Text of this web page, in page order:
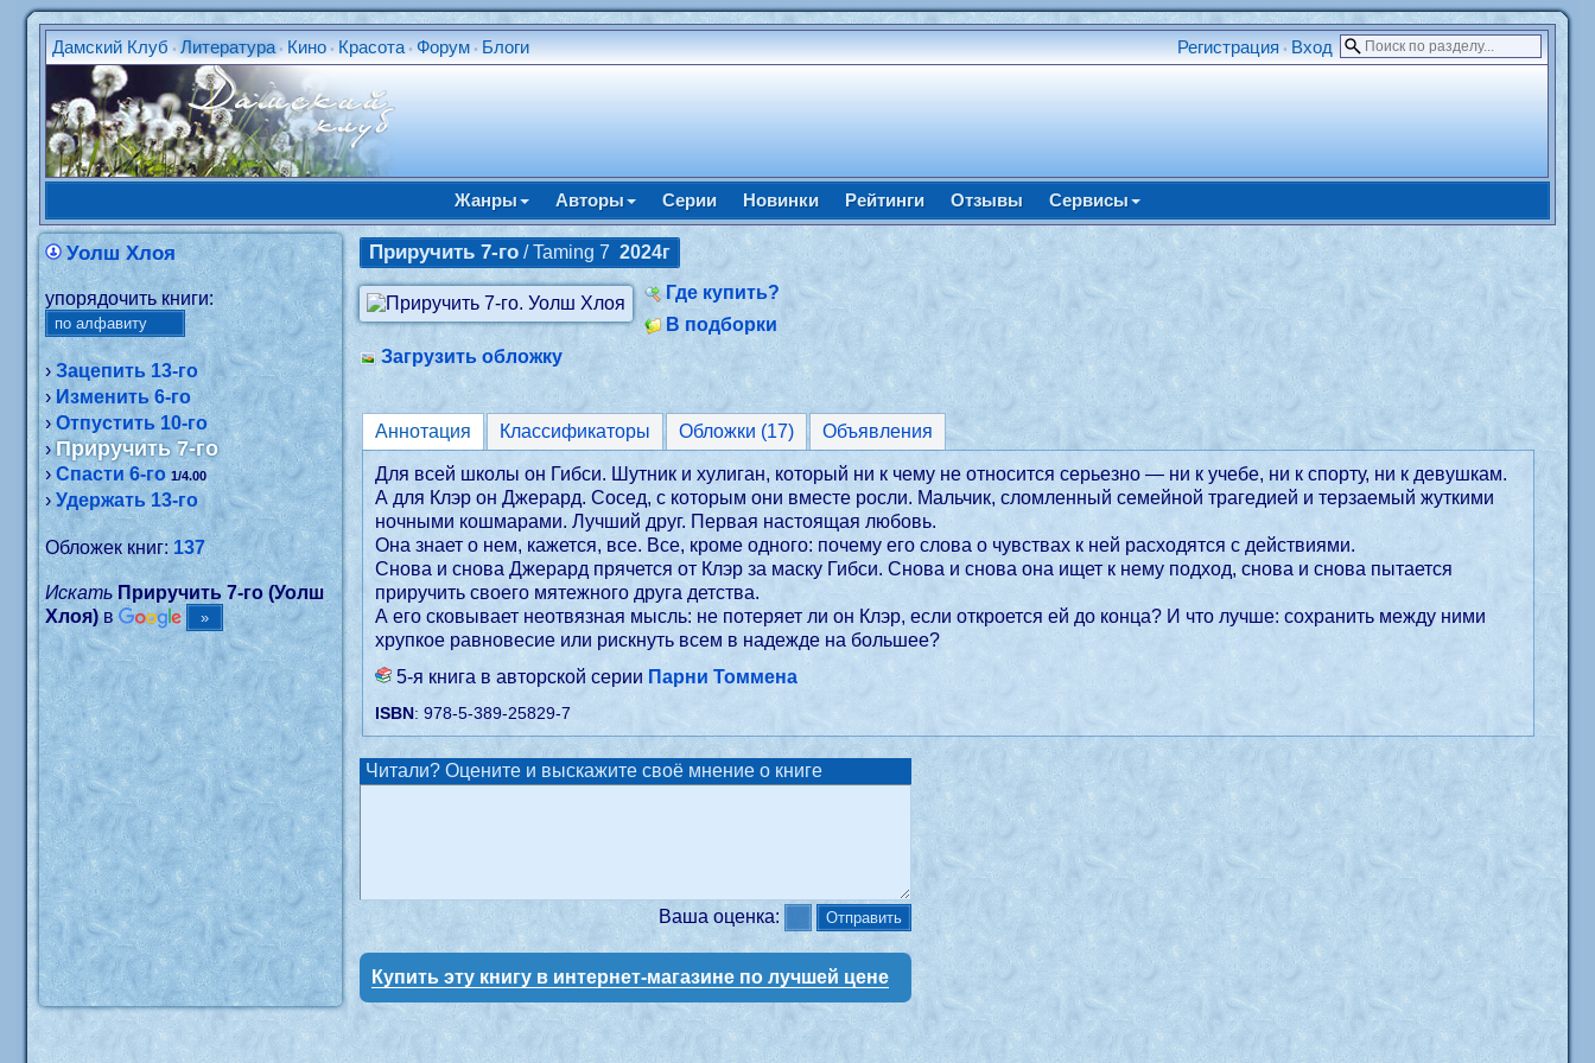
Дамский Клуб •Литература • Кино • Красота •Форум • Блоги Регистрация • Вход
Жанры Авторы Серии Новинки Рейтинги Отзывы Сервисы
Уолш Хлоя
упорядочить книги:
›Зацепить 13-го
›Изменить 6-го
›Отпустить 10-го
›Приручить 7-го
›Спасти 6-го 1/4.00
›Удержать 13-го
Обложек книг:137
Искать Приручить 7-го (Уолш
Хлоя) в
Приручить 7-го / Taming 72024г
Где купить?
В подборки
Загрузить обложку
Аннотация Классификаторы Обложки (17) Объявления
Для всей школы он Гибси. Шутник и хулиган, который ни к чему не относится серьезно — ни к учебе, ни к спорту, ни к девушкам.
А для Клэр он Джерард. Сосед, с которым они вместе росли. Мальчик, сломленный семейной трагедией и терзаемый жуткими
ночными кошмарами. Лучший друг. Первая настоящая любовь.
Она знает о нем, кажется, все. Все, кроме одного: почему его слова о чувствах к ней расходятся с действиями.
Снова и снова Джерард прячется от Клэр за маску Гибси. Снова и снова она ищет к нему подход, снова и снова пытается
приручить своего мятежного друга детства.
А его сковывает неотвязная мысль: не потеряет ли он Клэр, если откроется ей до конца? И что лучше: сохранить между ними
хрупкое равновесие или рискнуть всем в надежде на большее?
5-я книга в авторской серии Парни Томмена
ISBN: 978-5-389-25829-7
Читали? Оцените и выскажите своё мнение о книге
Ваша оценка:
Купить эту книгу в интернет-магазине по лучшей цене